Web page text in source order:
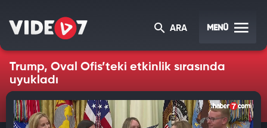
ARA MENÜ
Trump, Oval Ofis’teki etkinlik sırasında
uyukladı